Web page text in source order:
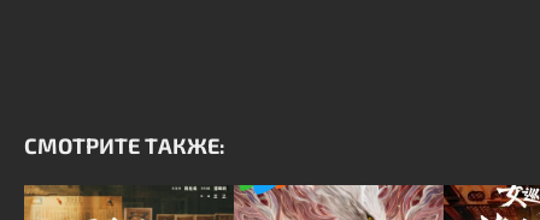
СМОТРИТЕ ТАКЖЕ: